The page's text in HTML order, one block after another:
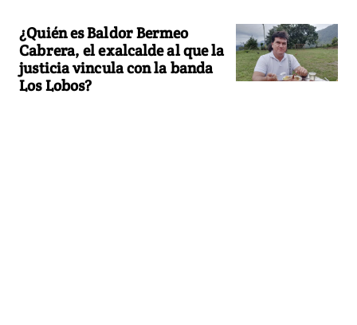
¿Quién es Baldor Bermeo
Cabrera, el exalcalde al que la
justicia vincula con la banda
Los Lobos?